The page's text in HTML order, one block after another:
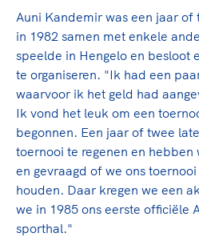
Sport gaat niet
Sport verenigt. Op
een rondje fietsen, door
de sportschool te gaan.
voor Sifan Hassan, Rico
Groot en het Nederlands
genieten van de
de halve marathon van je
hockeywedstrijd van je
Lees verder
High5 Stappenplan
Ruimte voor sport
Clubondersteuning
Beroepskrachten
Samen voor een
sportomgeving
Voor welk gedrag staat de
langs de lijn, in de
En wat mag vooral niet? Een
Top teamsportcompetities
De TeamNL
De TeamNL Academie
ontwikkelprogramma voor
binnen TeamNL
bestuurders, (technisch)
toekomstig kader.
Lees verder
Auni Kandemir was een jaar
in 1982 samen met enkele
speelde in Hengelo en besloot
te organiseren. "Ik had een
waarvoor ik het geld had
Ik vond het leuk om een
begonnen. Een jaar of twee
toernooi te regenen en hebben
en gevraagd of we ons
houden. Daar kregen we een
we in 1985 ons eerste officiële
sporthal."